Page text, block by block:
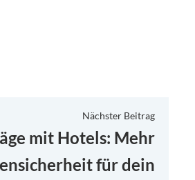
Nächster BeitragNächster
Beitrag:
mit Hotels: Mehr
für dein